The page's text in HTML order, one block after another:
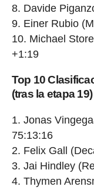
8. Davide
9. Einer Rubio
10. Michael
+1:19
Top 10
(tras la etapa 19)
1. Jonas
75:13:16
2. Felix Gall
3. Jai Hindley
4. Thymen